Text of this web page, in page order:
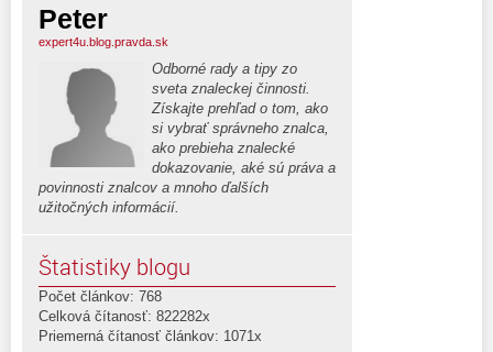
Peter
expert4u.blog.pravda.sk
Odborné rady a tipy zo
sveta znaleckej činnosti.
Získajte prehľad o tom, ako
si vybrať správneho znalca,
ako prebieha znalecké
dokazovanie, aké sú práva a
povinnosti znalcov a mnoho ďalších
užitočných informácií.
Štatistiky blogu
Počet článkov: 768
Celková čítanosť: 822282x
Priemerná čítanosť článkov: 1071x